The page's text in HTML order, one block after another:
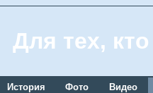
Для тех,
История Фото Видео